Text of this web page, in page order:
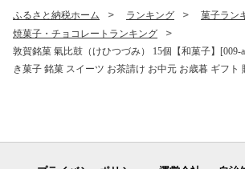
ふるさと納税ホーム ランキング
菓子ラン
焼菓子・チョコレートランキング
敦賀銘菓 氣比鼓（けひつづみ） 15個【和菓子】[009-
き菓子 銘菓 スイーツ お茶請け お中元 お歳暮 ギフト